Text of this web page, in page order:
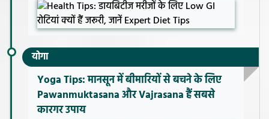
योगा
Yoga Tips: मानसून में बीमारियों से बचने के लिए
Pawanmuktasana और Vajrasana हैं सबसे
कारगर उपाय